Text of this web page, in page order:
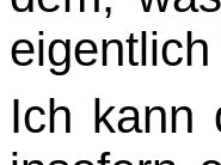
Ich kann